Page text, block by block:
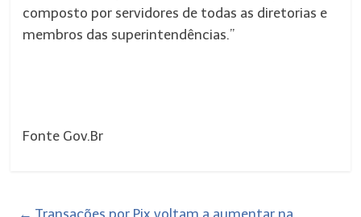
composto por servidores de todas as diretorias e
membros das superintendências.”
Fonte Gov.Br
← Transações por Pix voltam a aumentar na